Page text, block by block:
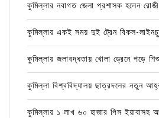
কুমিল্লার নবাগত জেলা প্রশাসক হলেন
কুমিল্লায় একই সময় দুই ট্রেন বিকল-
কুমিল্লায় জলাবদ্ধতায় খোলা ড্রেনে পড়ে
কুমিল্লা বিশ্ববিদ্যালয় ছাত্রদলের নতুন
কুমিল্লায় ১ লাখ ৬০ হাজার পিস ইয়াবাসহ